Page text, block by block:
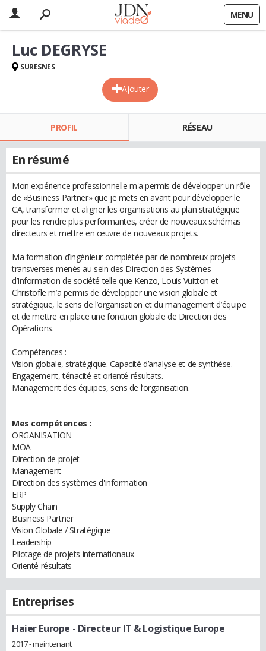
MENU
Ajouter
Luc DEGRYSE
SURESNES
PROFIL RÉSEAU
En résumé
Mon expérience professionnelle m'a permis de développer un rôle
de «Business Partner» que je mets en avant pour développer le
CA, transformer et aligner les organisations au plan stratégique
pour les rendre plus performantes, créer de nouveaux schémas
directeurs et mettre en œuvre de nouveaux projets.
Ma formation d’ingénieur complétée par de nombreux projets
transverses menés au sein des Direction des Systèmes
d’Information de société telle que Kenzo, Louis Vuitton et
Christofle m’a permis de développer une vision globale et
stratégique, le sens de l’organisation et du management d’équipe
et de mettre en place une fonction globale de Direction des
Opérations.
Compétences :
Vision globale, stratégique. Capacité d’analyse et de synthèse.
Engagement, ténacité et orienté résultats.
Management des équipes, sens de l’organisation.
Mes compétences :
ORGANISATION
MOA
Direction de projet
Management
Direction des systèmes d'information
ERP
Supply Chain
Business Partner
Vision Globale / Stratégique
Leadership
Pilotage de projets internationaux
Orienté résultats
Entreprises
Haier Europe - Directeur IT & Logistique Europe
2017 - maintenant